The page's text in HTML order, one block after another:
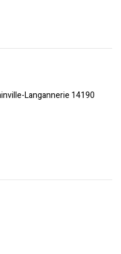
Langannerie 14190